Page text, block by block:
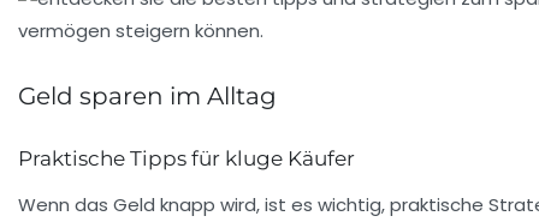
Geld sparen im Alltag
Praktische Tipps für kluge Käufer
Wenn das Geld knapp wird, ist es wichtig,praktische